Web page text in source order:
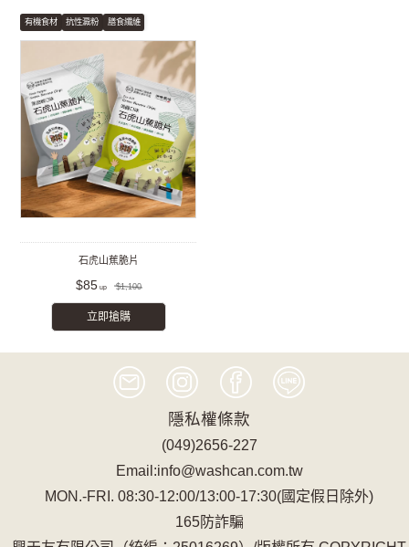
有機食材 抗性澱粉 膳食纖維
石虎山蕉脆片
$85 $1,100
立即搶購
隱私權條款
(049)2656-227
Email:info@washcan.com.tw
MON.-FRI. 08:30-12:00/13:00-17:30(國定假日除外)
165防詐騙